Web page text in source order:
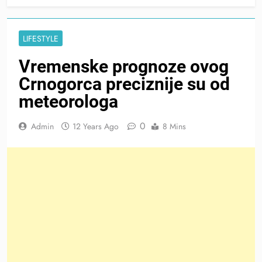
LIFESTYLE
Vremenske prognoze ovog
Crnogorca preciznije su od
meteorologa
Admin 12 Years Ago 0 8 Mins